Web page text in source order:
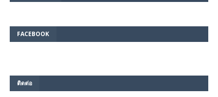
FACEBOOK
ติดต่อ